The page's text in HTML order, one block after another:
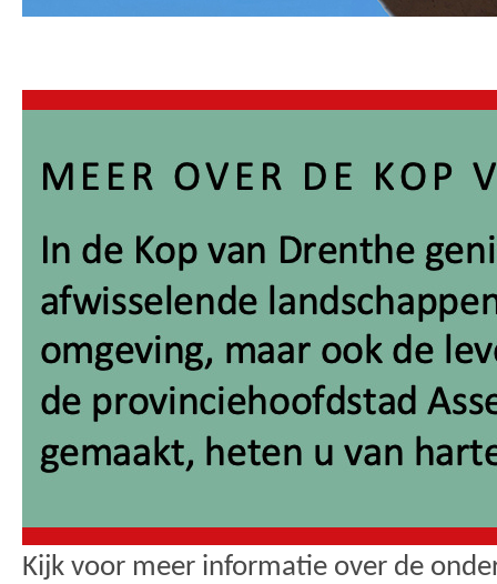
Kijk voor meer informatie over de